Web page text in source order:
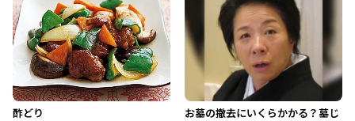
酢どり
お墓の撤去にいくらかかる？墓じ